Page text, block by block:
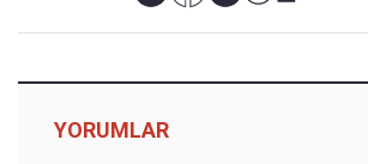
YORUMLAR